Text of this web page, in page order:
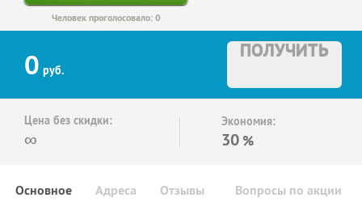
Человек проголосовало: 0
0 руб.
ПОЛУЧИТЬ
Цена без скидки:
∞
Экономия:
30 %
Основное Отзывы Вопросы по акции
Адреса